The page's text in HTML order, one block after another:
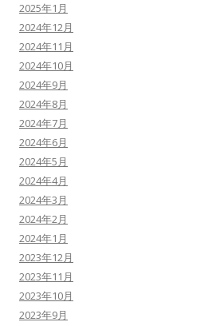
2025年1月
2024年12月
2024年11月
2024年10月
2024年9月
2024年8月
2024年7月
2024年6月
2024年5月
2024年4月
2024年3月
2024年2月
2024年1月
2023年12月
2023年11月
2023年10月
2023年9月